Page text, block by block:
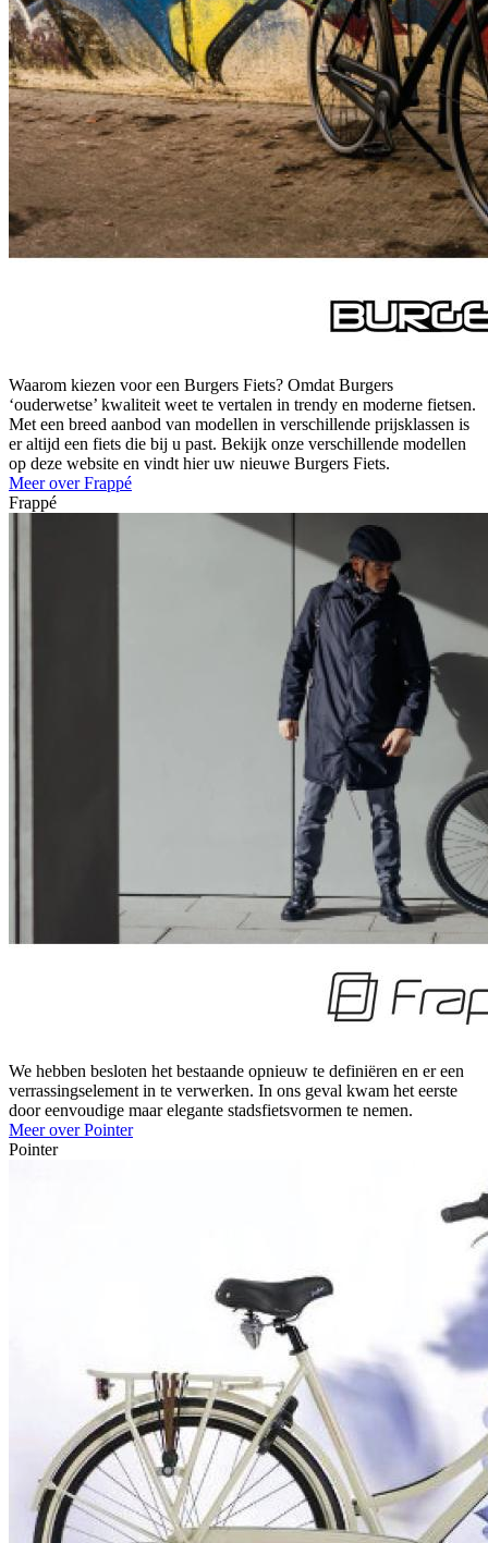
Waarom kiezen voor een Burgers Fiets? Omdat Burgers
‘ouderwetse’ kwaliteit weet te vertalen in trendy en moderne fietsen.
Met een breed aanbod van modellen in verschillende prijsklassen is
er altijd een fiets die bij u past. Bekijk onze verschillende modellen
op deze website en vindt hier uw nieuwe Burgers Fiets.
Meer over Frappé
Frappé
We hebben besloten het bestaande opnieuw te definiëren en er een
verrassingselement in te verwerken. In ons geval kwam het eerste
door eenvoudige maar elegante stadsfietsvormen te nemen.
Meer over Pointer
Pointer